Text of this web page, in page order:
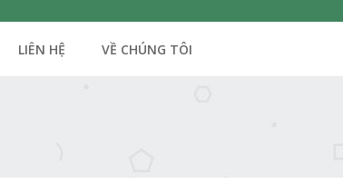
LIÊN HỆ VỀ CHÚNG TÔI